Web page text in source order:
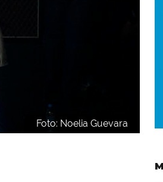
Foto: Noelia Guevara